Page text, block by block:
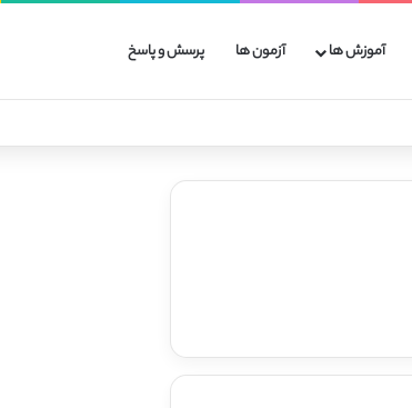
آموزش ها آزمون ها پرسش و پاسخ